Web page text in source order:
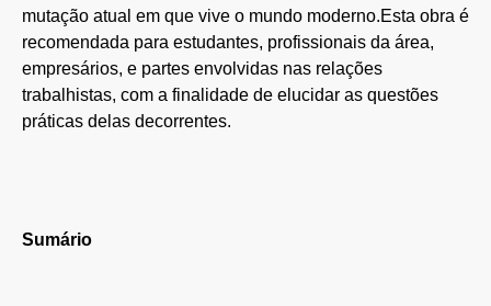
mutação atual em que vive o mundo moderno.Esta obra é
recomendada para estudantes, profissionais da área,
empresários, e partes envolvidas nas relações
trabalhistas, com a finalidade de elucidar as questões
práticas delas decorrentes.
Sumário